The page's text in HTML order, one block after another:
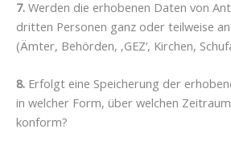
7. Werden die erhobenen Daten von
dritten Personen ganz oder teilweise
(Ämter, Behörden, ‚GEZ‘, Kirchen,
8. Erfolgt eine Speicherung der
in welcher Form, über welchen
konform?